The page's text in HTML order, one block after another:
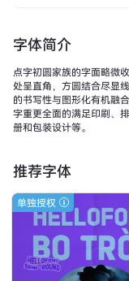
字体简介
点字初圆家族的字面略微
处呈直角，方圆结合尽显
的书写性与图形化有机融
字重更全面的满足印刷、
册和包装设计等。
推荐字体
单独授权